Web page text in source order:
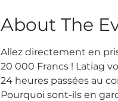
About The
Allez directement en
20 000 Francs ! Latiag
24 heures passées au
Pourquoi sont-ils en